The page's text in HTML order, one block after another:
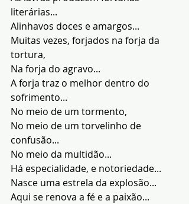
literárias...
Alinhavos doces e amargos...
Muitas vezes, forjados na forja da
tortura,
Na forja do agravo...
A forja traz o melhor dentro do
sofrimento...
No meio de um tormento,
No meio de um torvelinho de
confusão...
No meio da multidão...
Há especialidade, e notoriedade...
Nasce uma estrela da explosão...
Aqui se renova a fé e a paixão...